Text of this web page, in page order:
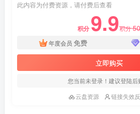
此内容为付费资源，请付费后查看
积分 9.9积分50
年度会员 免费
立即购买
您当前未登录！建议登陆
云盘资源
链接失效